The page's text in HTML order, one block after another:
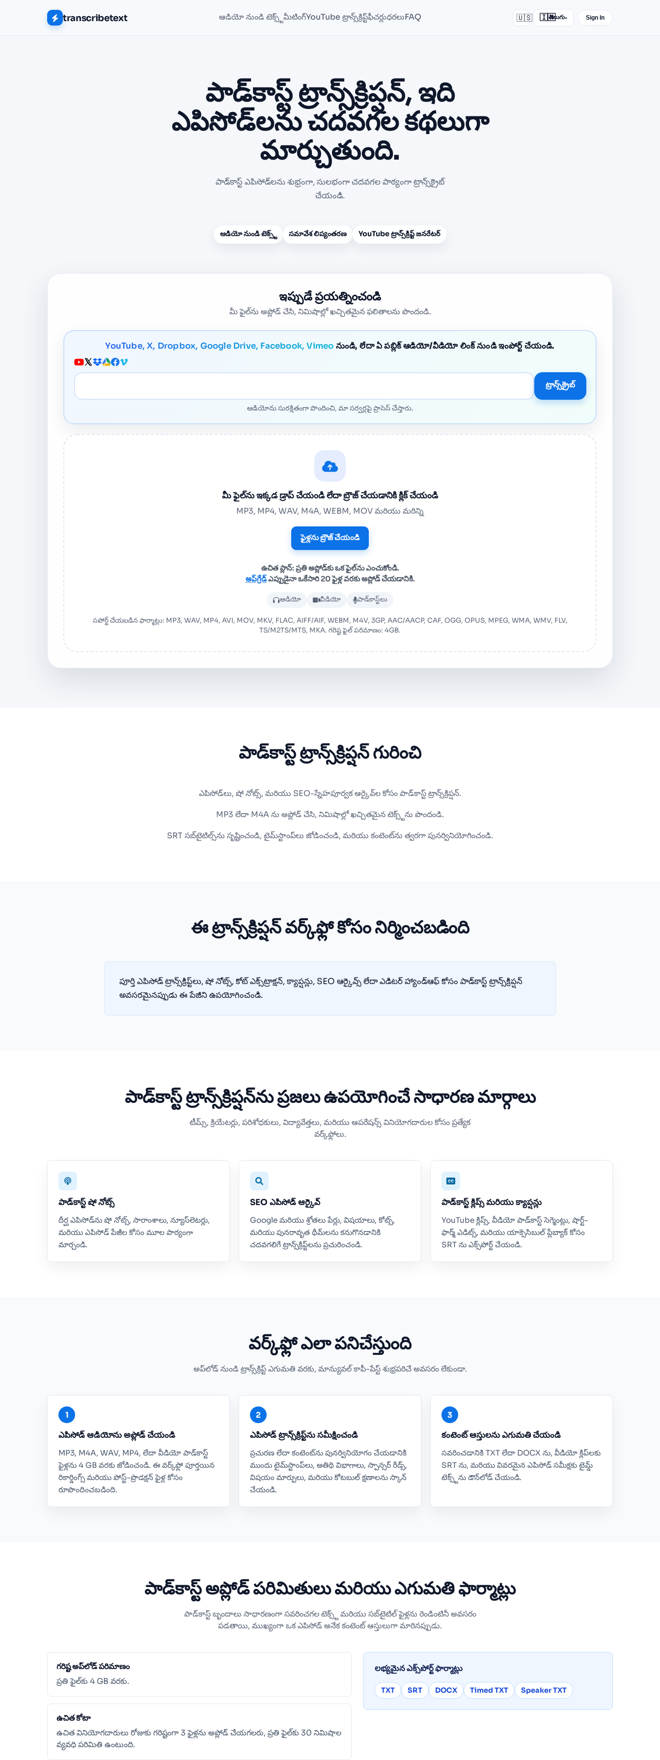
transcribetext ఆడియో నుండి టెక్స్ట్ మీటింగ్YouTube ట్రాన్స్‌క్రిప్ట్ఫీచర్లుధరలుFAQ 🇺🇸 🇮🇳తెలుగు▾ Sign In
పాడ్‌కాస్ట్ ట్రాన్స్‌క్రిప్షన్, ఇది
ఎపిసోడ్‌లను చదవగల కథలుగా
మార్చుతుంది.
పాడ్‌కాస్ట్ ఎపిసోడ్‌లను శుభ్రంగా, సులభంగా చదవగల పాఠ్యంగా ట్రాన్స్‌క్రైబ్
చేయండి.
ఆడియో నుండి టెక్స్ట్ సమావేశ లిప్యంతరణ YouTube ట్రాన్స్‌క్రిప్ట్ జనరేటర్
ఇప్పుడే ప్రయత్నించండి
మీ ఫైల్‌ను అప్లోడ్ చేసి, నిమిషాల్లో ఖచ్చితమైన ఫలితాలను పొందండి.
YouTube, X, Dropbox, Google Drive, Facebook, Vimeo నుండి, లేదా ఏ పబ్లిక్ ఆడియో/వీడియో లింక్ నుండి ఇంపోర్ట్ చేయండి.
మీడియా URL
ట్రాన్స్‌క్రైబ్
ఆడియోను సురక్షితంగా పొందించి, మా సర్వర్లపై ప్రాసెస్ చేస్తారు.
మీ ఫైల్‌ను ఇక్కడ డ్రాప్ చేయండి లేదా బ్రౌజ్ చేయడానికి క్లిక్ చేయండి
MP3, MP4, WAV, M4A, WEBM, MOV మరియు మరిన్ని
ఫైళ్లను బ్రౌజ్ చేయండి
ఉచిత ప్లాన్: ప్రతి అప్లోడ్‌కు ఒక ఫైల్‌ను ఎంచుకోండి.
అప్‌గ్రేడ్ఎప్పుడైనా ఒకేసారి 20 ఫైళ్ల వరకు అప్లోడ్ చేయడానికి.
ఆడియో వీడియో పాడ్‌కాస్ట్‌లు
సపోర్ట్ చేయబడిన ఫార్మాట్లు: MP3, WAV, MP4, AVI, MOV, MKV, FLAC, AIFF/AIF, WEBM, M4V, 3GP, AAC/AACP, CAF, OGG, OPUS, MPEG, WMA, WMV, FLV,
TS/M2TS/MTS, MKA. గరిష్ట ఫైల్ పరిమాణం: 4GB.
పాడ్‌కాస్ట్ ట్రాన్స్‌క్రిప్షన్ గురించి
ఎపిసోడ్‌లు, షో నోట్స్, మరియు SEO-స్నేహపూర్వక ఆర్కైవ్‌ల కోసం పాడ్‌కాస్ట్ ట్రాన్స్‌క్రిప్షన్.
MP3 లేదా M4A ను అప్లోడ్ చేసి, నిమిషాల్లో ఖచ్చితమైన టెక్స్ట్‌ను పొందండి.
SRT సబ్‌టైటిల్స్‌ను సృష్టించండి, టైమ్‌స్టాంప్‌లు జోడించండి, మరియు కంటెంట్‌ను త్వరగా పునర్వినియోగించండి.
ఈ ట్రాన్స్‌క్రిప్షన్ వర్క్‌ఫ్లో కోసం నిర్మించబడింది
పూర్తి ఎపిసోడ్ ట్రాన్స్‌క్రిప్ట్‌లు, షో నోట్స్, కోట్ ఎక్స్‌ట్రాక్షన్, క్యాప్షన్లు, SEO ఆర్కైవ్స్ లేదా ఎడిటర్ హ్యాండ్ఆఫ్ కోసం పాడ్‌కాస్ట్ ట్రాన్స్‌క్రిప్షన్
అవసరమైనప్పుడు ఈ పేజీని ఉపయోగించండి.
పాడ్‌కాస్ట్ ట్రాన్స్‌క్రిప్షన్‌ను ప్రజలు ఉపయోగించే సాధారణ మార్గాలు
టీమ్స్, క్రియేటర్లు, పరిశోధకులు, విద్యావేత్తలు, మరియు ఆపరేషన్స్ వినియోగదారుల కోసం ప్రత్యేక
వర్క్‌ఫ్లోలు.
పాడ్‌కాస్ట్ షో నోట్స్
దీర్ఘ ఎపిసోడ్‌ను షో నోట్స్, సారాంశాలు, న్యూస్‌లెటర్లు,
మరియు ఎపిసోడ్ పేజీల కోసం మూల పాఠ్యంగా
మార్చండి.
SEO ఎపిసోడ్ ఆర్కైవ్
Google మరియు శ్రోతలు పేర్లు, విషయాలు, కోట్స్,
మరియు పునరావృత థీమ్‌లను కనుగొనడానికి
చదవగలిగే ట్రాన్స్‌క్రిప్ట్‌లను ప్రచురించండి.
పాడ్‌కాస్ట్ క్లిప్స్ మరియు క్యాప్షన్లు
YouTube క్లిప్స్, వీడియో పాడ్‌కాస్ట్ సెగ్మెంట్లు, షార్ట్-
ఫార్మ్ ఎడిట్స్, మరియు యాక్సెసిబుల్ ప్లేబ్యాక్ కోసం
SRT ను ఎక్స్‌పోర్ట్ చేయండి.
వర్క్‌ఫ్లో ఎలా పనిచేస్తుంది
అప్‌లోడ్ నుండి ట్రాన్స్‌క్రిప్ట్ ఎగుమతి వరకు, మాన్యువల్ కాపీ-పేస్ట్ శుభ్రపరిచే అవసరం లేకుండా.
ఎపిసోడ్ ఆడియోను అప్లోడ్ చేయండి
MP3, M4A, WAV, MP4, లేదా వీడియో పాడ్‌కాస్ట్
ఫైళ్లను 4 GB వరకు జోడించండి. ఈ వర్క్‌ఫ్లో పూర్తయిన
రికార్డింగ్స్ మరియు పోస్ట్-ప్రొడక్షన్ ఫైళ్ల కోసం
రూపొందించబడింది.
ఎపిసోడ్ ట్రాన్స్‌క్రిప్ట్‌ను సమీక్షించండి
ప్రచురణ లేదా కంటెంట్‌ను పునర్వినియోగం చేయడానికి
ముందు టైమ్‌స్టాంప్‌లు, అతిథి విభాగాలు, స్పాన్సర్ రీడ్స్,
విషయం మార్పులు, మరియు కోటబుల్ క్షణాలను స్కాన్
చేయండి.
కంటెంట్ ఆస్తులను ఎగుమతి చేయండి
సవరించడానికి TXT లేదా DOCX ను, వీడియో క్లిప్‌లకు
SRT ను, మరియు వివరమైన ఎపిసోడ్ సమీక్షకు టైమ్డ్
టెక్స్ట్‌ను డౌన్‌లోడ్ చేయండి.
పాడ్‌కాస్ట్ అప్లోడ్ పరిమితులు మరియు ఎగుమతి ఫార్మాట్లు
పాడ్‌కాస్ట్ బృందాలు సాధారణంగా సవరించగల టెక్స్ట్ మరియు సబ్‌టైటిల్ ఫైళ్లను రెండింటినీ అవసరం
పడతాయి, ముఖ్యంగా ఒక ఎపిసోడ్ అనేక కంటెంట్ ఆస్తులుగా మారినప్పుడు.
గరిష్ట అప్‌లోడ్ పరిమాణం
ప్రతి ఫైల్‌కు 4 GB వరకు.
ఉచిత కోటా
ఉచిత వినియోగదారులు రోజుకు గరిష్టంగా 3 ఫైళ్లను అప్లోడ్ చేయగలరు, ప్రతి ఫైల్‌కు 30 నిమిషాల
వ్యవధి పరిమితి ఉంటుంది.
లభ్యమైన ఎక్స్‌పోర్ట్ ఫార్మాట్లు
TXT SRT DOCX Timed TXT Speaker TXT